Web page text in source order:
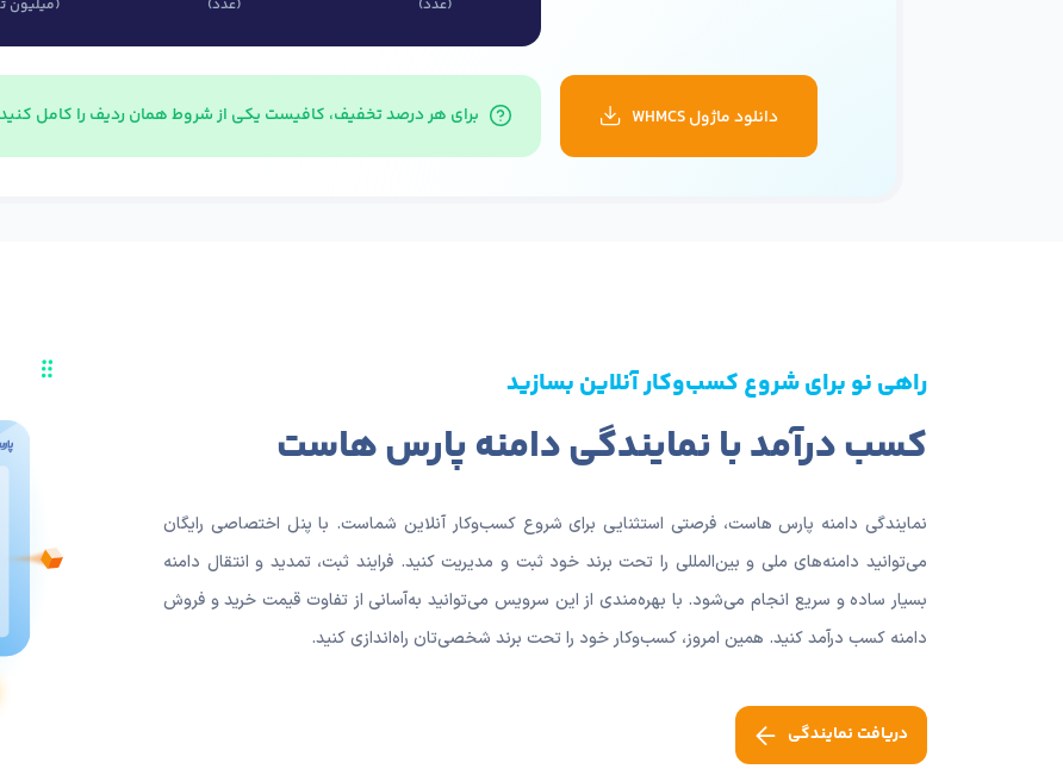
(عدد) (عدد) (میلیون
دانلود ماژول WHMCS برای هر درصد تخفیف، کافیست یکی از شروط همان ردیف را کامل
راهی نو برای شروع کسب‌وکار آنلاین بسازید
کسب درآمد با نمایندگی دامنه پارس هاست
نمایندگی دامنه پارس هاست، فرصتی استثنایی برای شروع کسب‌وکار آنلاین شماست. با پنل اختصاصی رایگان
می‌توانید دامنه‌های ملی و بین‌المللی را تحت برند خود ثبت و مدیریت کنید. فرایند ثبت، تمدید و انتقال دامنه
بسیار ساده و سریع انجام می‌شود. با بهره‌مندی از این سرویس می‌توانید به‌آسانی از تفاوت قیمت خرید و فروش
دامنه کسب درآمد کنید. همین امروز، کسب‌وکار خود را تحت برند شخصی‌تان راه‌اندازی کنید.
دریافت نمایندگی